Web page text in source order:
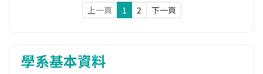
上一頁 1 2 下一頁
學系基本資料